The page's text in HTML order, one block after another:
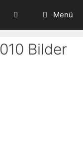
Menü
Bilder